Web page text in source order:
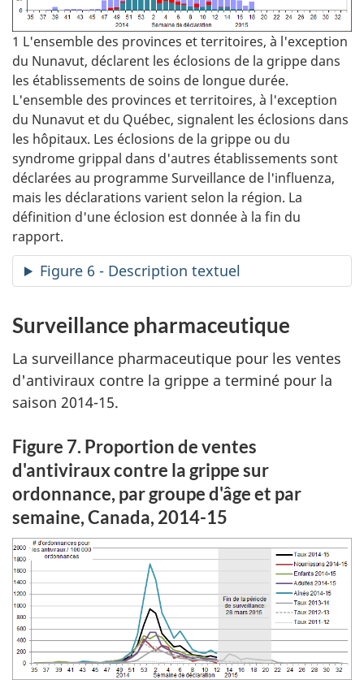
1 L'ensemble des provinces et territoires, à l'exception
du Nunavut, déclarent les éclosions de la grippe dans
les établissements de soins de longue durée.
L'ensemble des provinces et territoires, à l'exception
du Nunavut et du Québec, signalent les éclosions dans
les hôpitaux. Les éclosions de la grippe ou du
syndrome grippal dans d'autres établissements sont
déclarées au programme Surveillance de l'influenza,
mais les déclarations varient selon la région. La
définition d'une éclosion est donnée à la fin du
rapport.
Figure 6 - Description textuel
Surveillance pharmaceutique
La surveillance pharmaceutique pour les ventes
d'antiviraux contre la grippe a terminé pour la
saison 2014-15.
Figure 7. Proportion de ventes
d'antiviraux contre la grippe sur
ordonnance, par groupe d'âge et par
semaine, Canada, 2014-15